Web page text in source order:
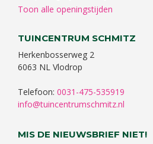
Toon alle openingstijden
TUINCENTRUM SCHMITZ
Herkenbosserweg 2
6063 NL Vlodrop
Telefoon: 0031-475-535919
info@tuincentrumschmitz.nl
MIS DE NIEUWSBRIEF NIET!